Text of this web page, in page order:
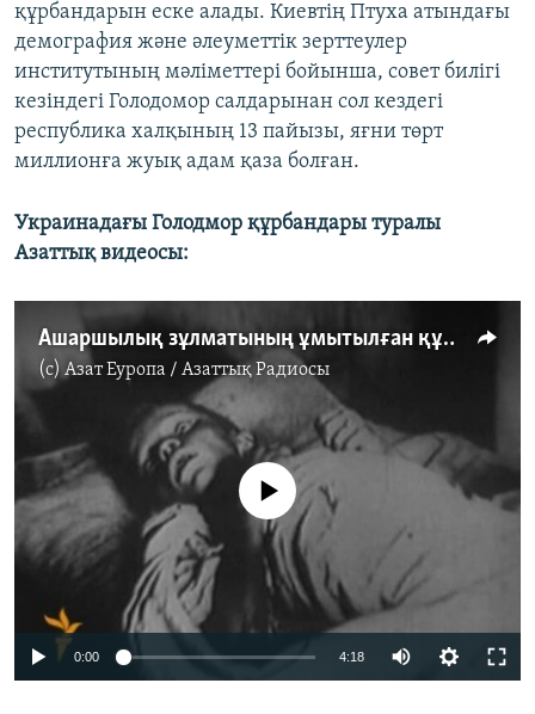
құрбандарын еске алады. Киевтің Птуха атындағы
демография және әлеуметтік зерттеулер
институтының мәліметтері бойынша, совет билігі
кезіндегі Голодомор салдарынан сол кездегі
республика халқының 13 пайызы, яғни төрт
миллионға жуық адам қаза болған.
Украинадағы Голодмор құрбандары туралы
Азаттық видеосы:
Ашаршылық зұлматының ұмытылған құрбандары
(c) Азат Еуропа / Азаттық Радиосы
No media source currently available
0:00 4:18